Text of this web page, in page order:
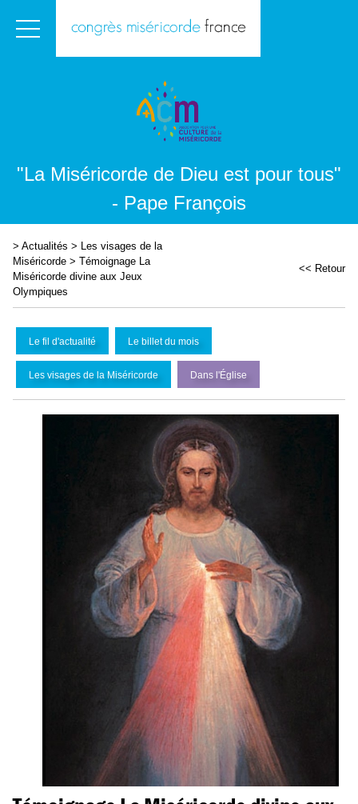
"La Miséricorde de Dieu est pour tous"
- Pape François
> Actualités > Les visages de la
Miséricorde > Témoignage La
Miséricorde divine aux Jeux
Olympiques
<< Retour
Le fil d'actualité Le billet du mois
Les visages de la Miséricorde Dans l'Église